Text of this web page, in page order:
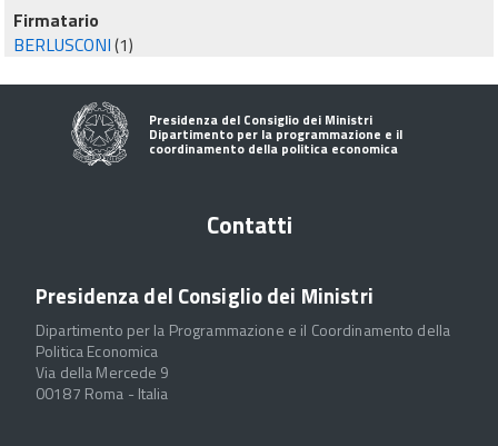
Firmatario
BERLUSCONI(1)
Presidenza del Consiglio dei Ministri
Dipartimento per la programmazione e il
coordinamento della politica economica
Contatti
Presidenza del Consiglio dei Ministri
Dipartimento per la Programmazione e il Coordinamento della
Politica Economica
Via della Mercede 9
00187 Roma - Italia